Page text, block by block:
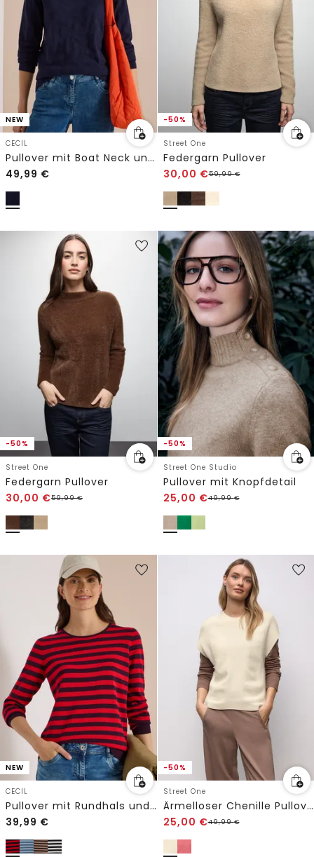
NEW
CECIL
Pullover mit Boat Neck und Struktur
49,99 €
-50%
Street One
Federgarn Pullover
30,00 €59,99€
-50%
Street One
Federgarn Pullover
30,00 €59,99€
-50%
Street One Studio
Pullover mit Knopfdetail
25,00 €49,99€
NEW
CECIL
Pullover mit Rundhals und Streifen
39,99 €
-50%
Street One
Ärmelloser Chenille Pullover
25,00 €49,99€